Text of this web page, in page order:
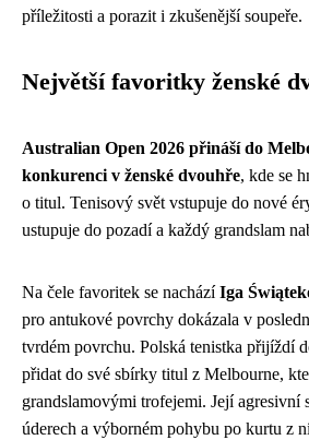
příležitosti a porazit i zkušenější soupeře.
Největší favoritky ženské
Australian Open 2026 přináší do
konkurenci v ženské dvouhře, kde se
o titul. Tenisový svět vstupuje do nové
ustupuje do pozadí a každý grandslam
Na čele favoritek se nachází Iga
pro antukové povrchy dokázala v
tvrdém povrchu. Polská tenistka přijíždí
přidat do své sbírky titul z Melbourne,
grandslamovými trofejemi. Její
úderech a výborném pohybu po kurtu z